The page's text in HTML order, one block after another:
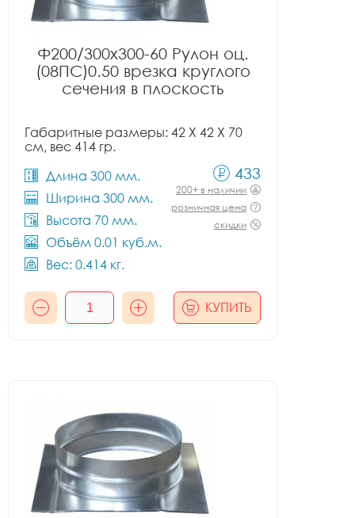
Ф200/300x300-60 Рулон оц.
(08ПС)0.50 врезка круглого
сечения в плоскость
Габаритные размеры: 42 X 42 X 70
см, вес 414 гр.
Длина 300 мм.
Ширина 300 мм.
Высота 70 мм.
Объём 0.01 куб.м.
Вес: 0.414 кг.
433
200+ в наличии
розничная цена
скидки
КУПИТЬ